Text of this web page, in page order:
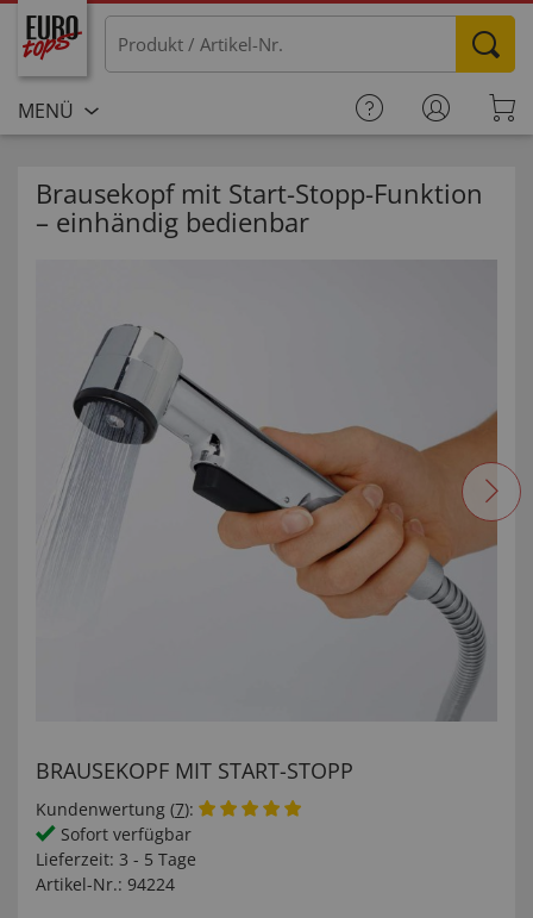
MENÜ
Brausekopf mit Start-Stopp-Funktion
– einhändig bedienbar
BRAUSEKOPF MIT START-STOPP
Kundenwertung (7):
Sofort verfügbar
Lieferzeit: 3 - 5 Tage
Artikel-Nr.: 94224